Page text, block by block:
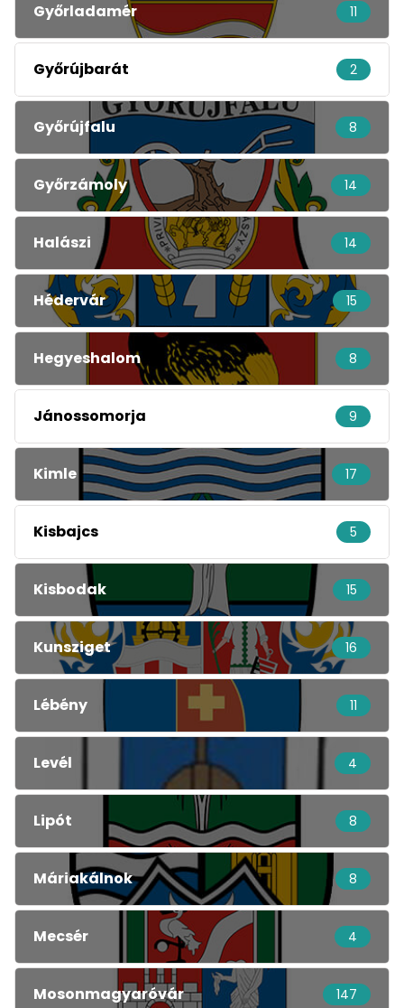
Győrladamér 11
Győrújbarát 2
Győrújfalu 8
Győrzámoly 14
Halászi 14
Hédervár 15
Hegyeshalom 8
Jánossomorja 9
Kimle 17
Kisbajcs 5
Kisbodak 15
Kunsziget 16
Lébény 11
Levél 4
Lipót 8
Máriakálnok 8
Mecsér 4
Mosonmagyaróvár 147